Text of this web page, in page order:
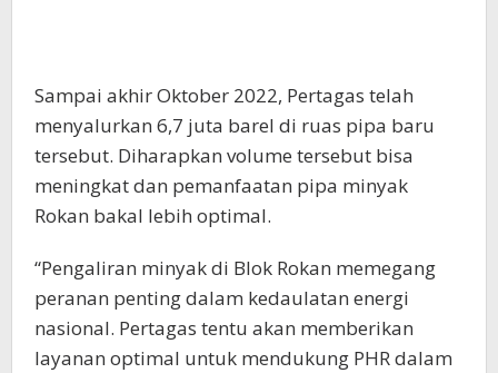
Sampai akhir Oktober 2022, Pertagas telah
menyalurkan 6,7 juta barel di ruas pipa baru
tersebut. Diharapkan volume tersebut bisa
meningkat dan pemanfaatan pipa minyak
Rokan bakal lebih optimal.
“Pengaliran minyak di Blok Rokan memegang
peranan penting dalam kedaulatan energi
nasional. Pertagas tentu akan memberikan
layanan optimal untuk mendukung PHR dalam